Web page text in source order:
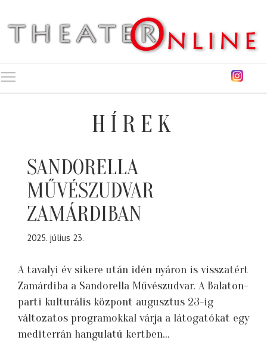
HÍREK
SANDORELLA
MŰVÉSZUDVAR
ZAMÁRDIBAN
2025. július 23.
A tavalyi év sikere után idén nyáron is visszatért
Zamárdiba a Sandorella Művészudvar. A Balaton-
parti kulturális központ augusztus 23-ig
változatos programokkal várja a látogatókat egy
mediterrán hangulatú kertben...